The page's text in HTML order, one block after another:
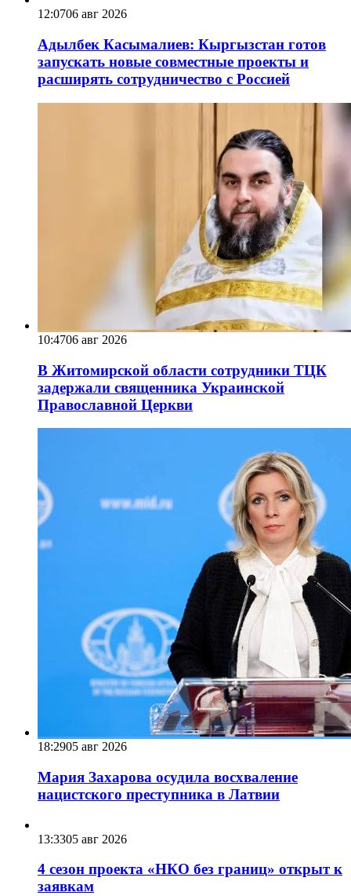
12:0706 авг 2026
Адылбек Касымалиев: Кыргызстан готов
запускать новые совместные проекты и
расширять сотрудничество с Россией
10:4706 авг 2026
В Житомирской области сотрудники ТЦК
задержали священника Украинской
Православной Церкви
18:2905 авг 2026
Мария Захарова осудила восхваление
нацистского преступника в Латвии
13:3305 авг 2026
4 сезон проекта «НКО без границ» открыт к
заявкам